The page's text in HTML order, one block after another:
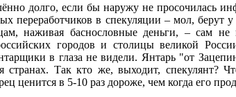
долго, если бы наружу не просочилась
переработчиков в спекуляции – мол, берут у
наживая баснословные деньги, – сам не
городов и столицы великой
в глаза не видели. Янтарь "от
странах. Так кто же, выходит, спекулянт?
ценится в 5-10 раз дороже, чем когда его